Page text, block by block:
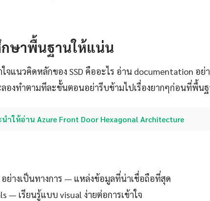
ษาพื้นฐานให้แน่น
ใจแนวคิดหลักของ SSD คืออะไร อ่าน documentation อย่
ลองทำตามทีละขั้นตอนอย่ารีบข้ามไปเรื่องยากๆก่อนที่พื้น
ำให้อ่าน Azure Front Door Hexagonal Architecture
ย่างเป็นทางการ — แหล่งข้อมูลที่น่าเชื่อถือที่สุด
— เรียนรู้แบบ visual ง่ายต่อการเข้าใจ